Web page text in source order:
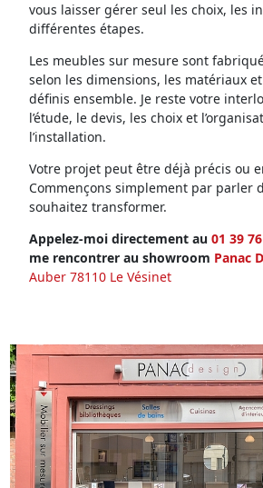
vous laisser gérer seul les choix, les
différentes étapes.
Les meubles sur mesure sont
selon les dimensions, les matériaux
définis ensemble. Je reste votre
l’étude, le devis, les choix et
l’installation.
Votre projet peut être déjà précis ou
Commençons simplement par parler
souhaitez transformer.
Appelez-moi directement au 01 39
me rencontrer au showroom Panac
Auber 78110 Le Vésinet